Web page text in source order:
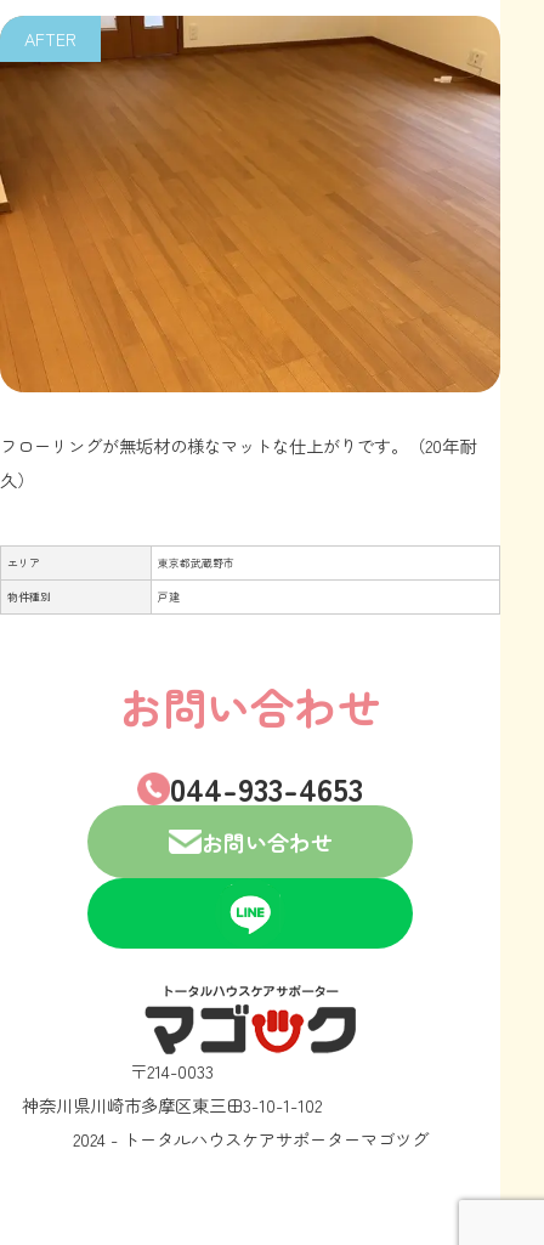
フローリングが無垢材の様なマットな仕上がりです。（20年耐
久）
エリア 東京都武蔵野市
物件種別 戸建
お問い合わせ
044-933-4653
お問い合わせ
〒214-0033
神奈川県川崎市多摩区東三田3-10-1-102
2024 - トータルハウスケアサポーターマゴツグ